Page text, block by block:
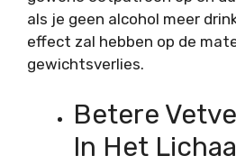
als je geen alcohol meer
effect zal hebben op de
gewichtsverlies.
Betere
In Het